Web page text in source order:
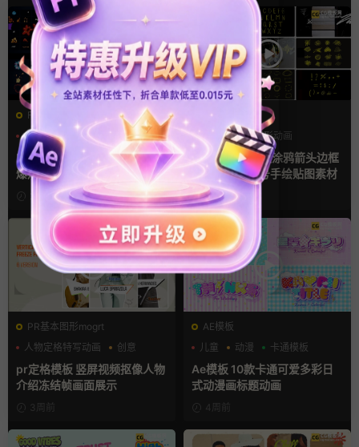
FCPX发生器
卡通模板
图形动画
手绘风
FCPX插件 58组2D手绘Flash
爆炸火焰能量特效
FCPX发生器
叠加素材
图形动画
手绘风
fcpx插件 135款涂鸦箭头边框
线条数字母符号手绘贴图素材
3周前
PR基本图形mogrt
人物定格特写动画
创意
动态海报
pr定格模板 竖屏视频抠像人物
介绍冻结帧画面展示
3周前
AE模板
儿童
动漫 卡通模板
Ae模板 10款卡通可爱多彩日
式动漫画标题动画
4周前